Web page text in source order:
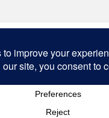
Zum Seitenanfang
Mobil